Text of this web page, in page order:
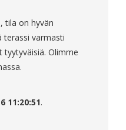
tila on hyvän
terassi varmasti
tyytyväisiä. Olimme
11:20:51.